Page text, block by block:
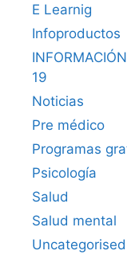
E Learnig
Infoproductos
19
Noticias
Pre médico
Programas
Psicología
Salud
Salud mental
Uncategorised